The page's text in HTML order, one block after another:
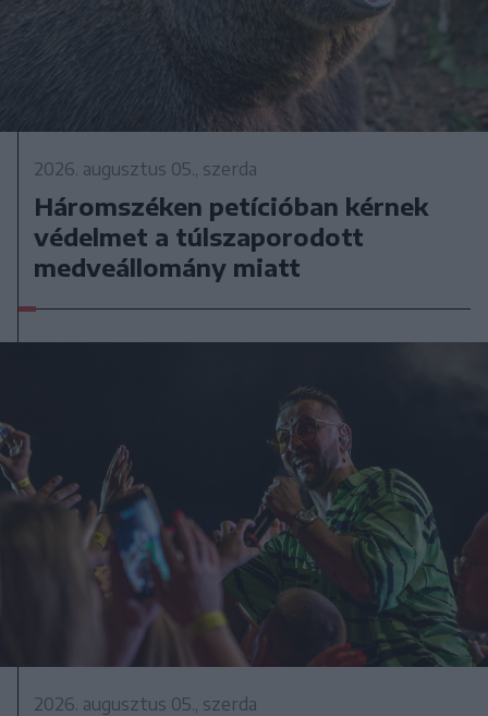
2026. augusztus 05., szerda
Háromszéken petícióban kérnek
védelmet a túlszaporodott
medveállomány miatt
2026. augusztus 05., szerda